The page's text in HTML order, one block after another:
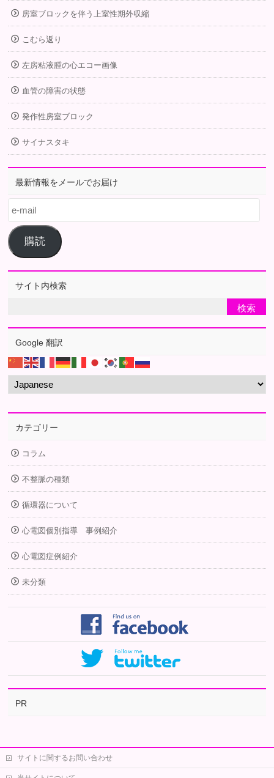
房室ブロックを伴う上室性期外収縮
こむら返り
左房粘液腫の心エコー画像
血管の障害の状態
発作性房室ブロック
サイナスタキ
最新情報をメールでお届け
e-
mail
購読
サイト内検索
Google 翻訳
カテゴリー
コラム
不整脈の種類
循環器について
心電図個別指導 事例紹介
心電図症例紹介
未分類
PR
サイトに関するお問い合わせ